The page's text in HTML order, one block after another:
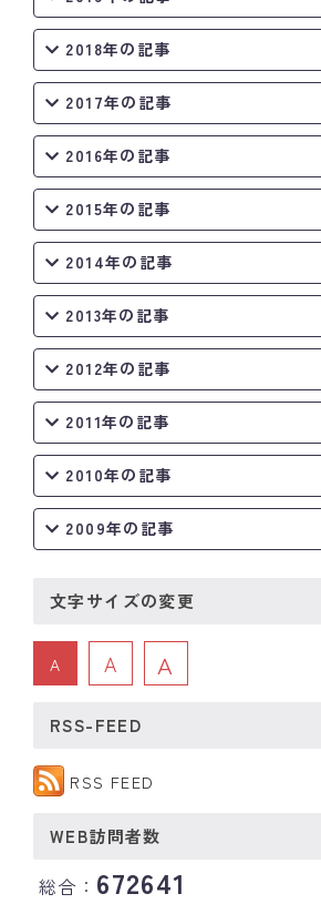
2018年の記事
2017年の記事
2016年の記事
2015年の記事
2014年の記事
2013年の記事
2012年の記事
2011年の記事
2010年の記事
2009年の記事
文字サイズの変更
A A A
RSS-FEED
RSS FEED
WEB訪問者数
総合： 672641